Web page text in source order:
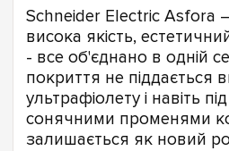
Schneider Electric Asfora
висока якість,
- все об'єднано в одній
покриття не піддається
ультрафіолету і навіть
сонячними променями
залишається як новий